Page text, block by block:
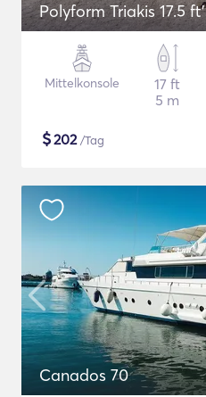
Polyform Triakis 17.5 ft'
Mittelkonsole
17 ft
5 m
$202/Tag
Canados 70